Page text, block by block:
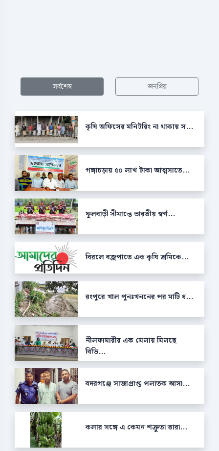
সর্বশেষ জনপ্রিয়
কৃষি অফিসের মনিটরিং না থাকায় স...
গঙ্গাচড়ায় ৫০ লাখ টাকা আত্মসাতে...
ফুলবাড়ী সীমান্তে ভারতীয় স্বর্ণ...
বিরলে বজ্রপাতে এক কৃষি শ্রমিকে...
রংপুরে খাল পুনঃখননের পর মাটি ধ...
নীলফামারীর এক মেলায় মিলছে
বিভি...
বদরগঞ্জে সাজাপ্রাপ্ত পলাতক আসা...
কলার সঙ্গে এ কেমন শক্রুতা তারা...